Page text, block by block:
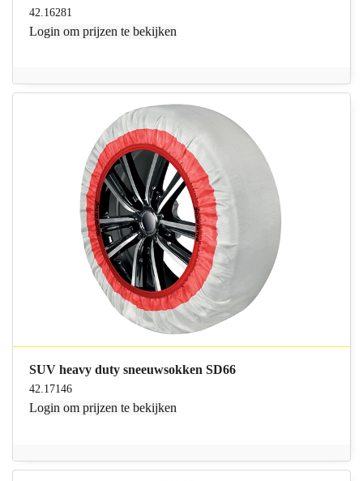
42.16281
Login om prijzen te bekijken
SUV heavy duty sneeuwsokken SD66
42.17146
Login om prijzen te bekijken